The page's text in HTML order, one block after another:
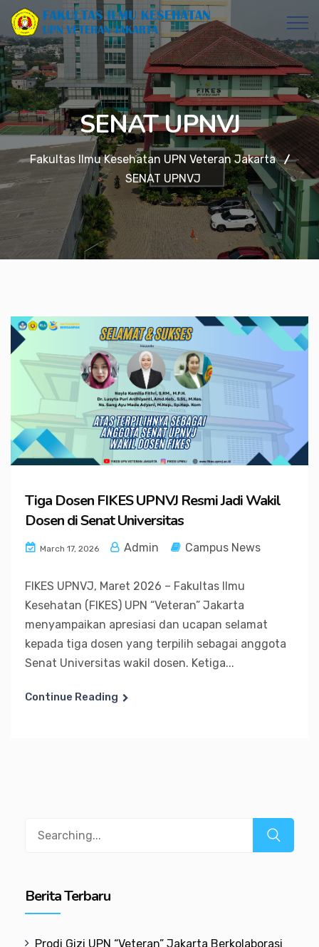
SENAT UPNVJ
Fakultas Ilmu Kesehatan UPN Veteran Jakarta
SENAT UPNVJ
Tiga Dosen FIKES UPNVJ Resmi Jadi Wakil
Dosen di Senat Universitas
March 17, 2026 Admin Campus News
FIKES UPNVJ, Maret 2026 – Fakultas Ilmu
Kesehatan (FIKES) UPN “Veteran” Jakarta
menyampaikan apresiasi dan ucapan selamat
kepada tiga dosen yang terpilih sebagai anggota
Senat Universitas wakil dosen. Ketiga...
Continue Reading
Berita Terbaru
Prodi Gizi UPN “Veteran” Jakarta Berkolaborasi